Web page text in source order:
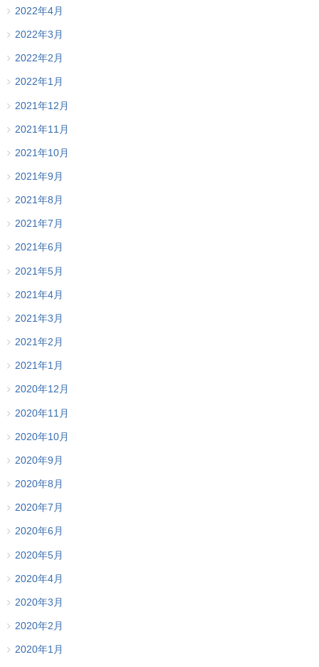
2022年4月
2022年3月
2022年2月
2022年1月
2021年12月
2021年11月
2021年10月
2021年9月
2021年8月
2021年7月
2021年6月
2021年5月
2021年4月
2021年3月
2021年2月
2021年1月
2020年12月
2020年11月
2020年10月
2020年9月
2020年8月
2020年7月
2020年6月
2020年5月
2020年4月
2020年3月
2020年2月
2020年1月